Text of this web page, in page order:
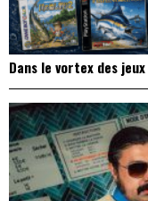
Dans le vortex des